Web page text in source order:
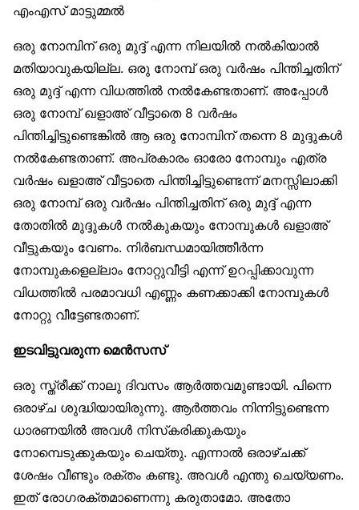
എംഎസ് മാട്ടുമ്മൽ
ഒരു നോമ്പിന് ഒരു മുദ്ദ് എന്ന നിലയിൽ നൽകിയാൽ
മതിയാവുകയില്ല. ഒരു നോമ്പ് ഒരു വർഷം പിന്തിച്ചതിന്
ഒരു മുദ്ദ് എന്ന വിധത്തിൽ നൽകേണ്ടതാണ്. അപ്പോൾ
ഒരു നോമ്പ് ഖളാഅ് വീട്ടാതെ 8 വർഷം
പിന്തിച്ചിട്ടുണ്ടെങ്കിൽ ആ ഒരു നോമ്പിന് തന്നെ 8 മുദ്ദുകൾ
നൽകേണ്ടതാണ്. അപ്രകാരം ഓരോ നോമ്പും എത്ര
വർഷം ഖളാഅ് വീട്ടാതെ പിന്തിച്ചിട്ടുണ്ടെന്ന് മനസ്സിലാക്കി
ഒരു നോമ്പ് ഒരു വർഷം പിന്തിച്ചതിന് ഒരു മുദ്ദ് എന്ന
തോതിൽ മുദ്ദുകൾ നൽകുകയും നോമ്പുകൾ ഖളാഅ്
വീട്ടുകയും വേണം. നിർബന്ധമായിത്തീർന്ന
നോമ്പുകളെല്ലാം നോറ്റുവീട്ടി എന്ന് ഉറപ്പിക്കാവുന്ന
വിധത്തിൽ പരമാവധി എണ്ണം കണക്കാക്കി നോമ്പുകൾ
നോറ്റു വീട്ടേണ്ടതാണ്.
ഇടവിട്ടുവരുന്ന മെൻസസ്
ഒരു സ്ത്രീക്ക് നാലു ദിവസം ആർത്തവമുണ്ടായി. പിന്നെ
ഒരാഴ്ച ശുദ്ധിയായിരുന്നു. ആർത്തവം നിന്നിട്ടുണ്ടെന്ന
ധാരണയിൽ അവൾ നിസ്‌കരിക്കുകയും
നോമ്പെടുക്കുകയും ചെയ്തു. എന്നാൽ ഒരാഴ്ചക്ക്
ശേഷം വീണ്ടും രക്തം കണ്ടു. അവൾ എന്തു ചെയ്യണം.
ഇത് രോഗരക്തമാണെന്നു കരുതാമോ. അതോ